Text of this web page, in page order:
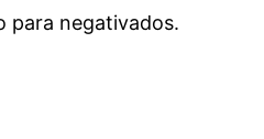
para negativados.